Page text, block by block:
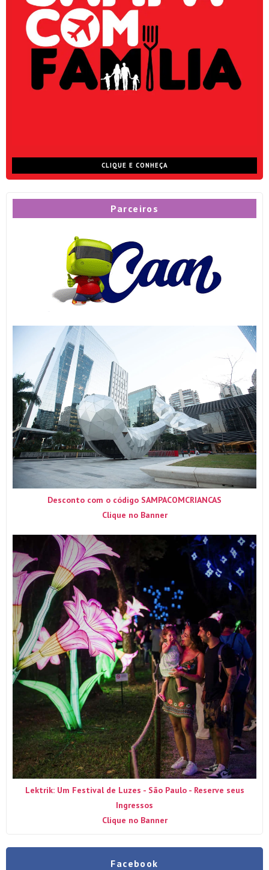
CLIQUE E CONHEÇA
Parceiros
Desconto com o código SAMPACOMCRIANCAS
Clique no Banner
Lektrik: Um Festival de Luzes - São Paulo - Reserve seus
Ingressos
Clique no Banner
Facebook